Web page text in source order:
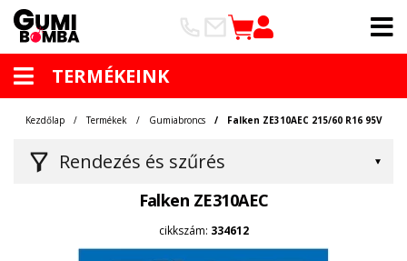
TERMÉKEINK
Rendezés és szűrés
Kezdőlap Termékek Gumiabroncs Falken ZE310AEC 215/60 R16 95V
Falken ZE310AEC
cikkszám: 334612